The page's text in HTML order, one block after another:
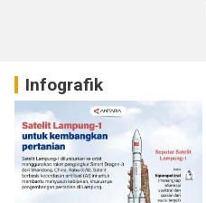
Infografik